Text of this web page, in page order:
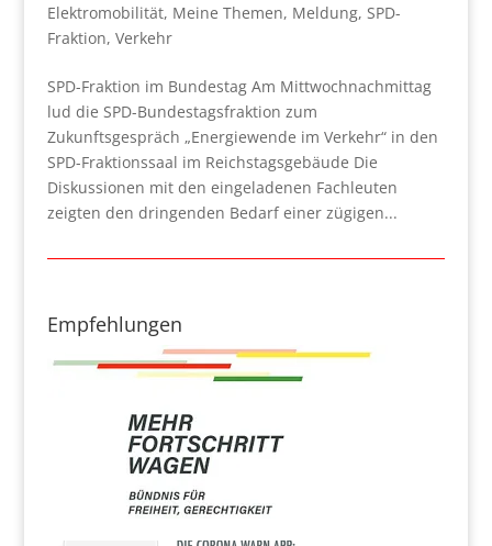
Elektromobilität, Meine Themen, Meldung, SPD-
Fraktion, Verkehr
SPD-Fraktion im Bundestag Am Mittwochnachmittag
lud die SPD-Bundestagsfraktion zum
Zukunftsgespräch „Energiewende im Verkehr“ in den
SPD-Fraktionssaal im Reichstagsgebäude Die
Diskussionen mit den eingeladenen Fachleuten
zeigten den dringenden Bedarf einer zügigen...
Empfehlungen